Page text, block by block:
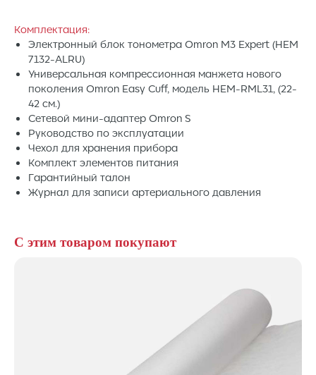
Комплектация:
Электронный блок тонометра Omron M3 Expert (HEM
7132-ALRU)
Универсальная компрессионная манжета нового
поколения Omron Easy Cuff, модель HEM-RML31, (22-
42 см.)
Сетевой мини-адаптер Omron S
Руководство по эксплуатации
Чехол для хранения прибора
Комплект элементов питания
Гарантийный талон
Журнал для записи артериального давления
С этим товаром покупают